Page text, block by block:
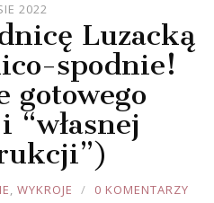
2022
Luzacką
spodnie!
gotowego
“własnej
, WYKROJE 0 KOMENTARZY